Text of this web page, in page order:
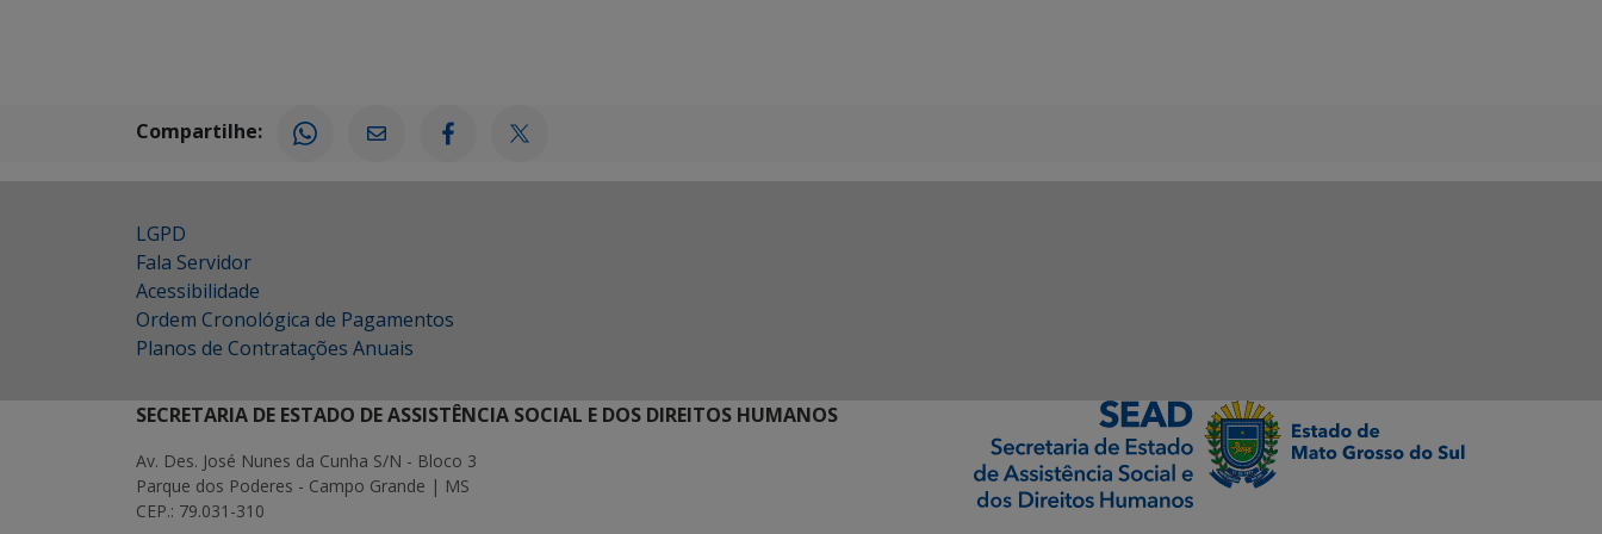
Compartilhe:
LGPD
Fala Servidor
Acessibilidade
Ordem Cronológica de Pagamentos
Planos de Contratações Anuais
SECRETARIA DE ESTADO DE ASSISTÊNCIA SOCIAL E DOS DIREITOS HUMANOS
Av. Des. José Nunes da Cunha S/N - Bloco 3
Parque dos Poderes - Campo Grande | MS
CEP.: 79.031-310